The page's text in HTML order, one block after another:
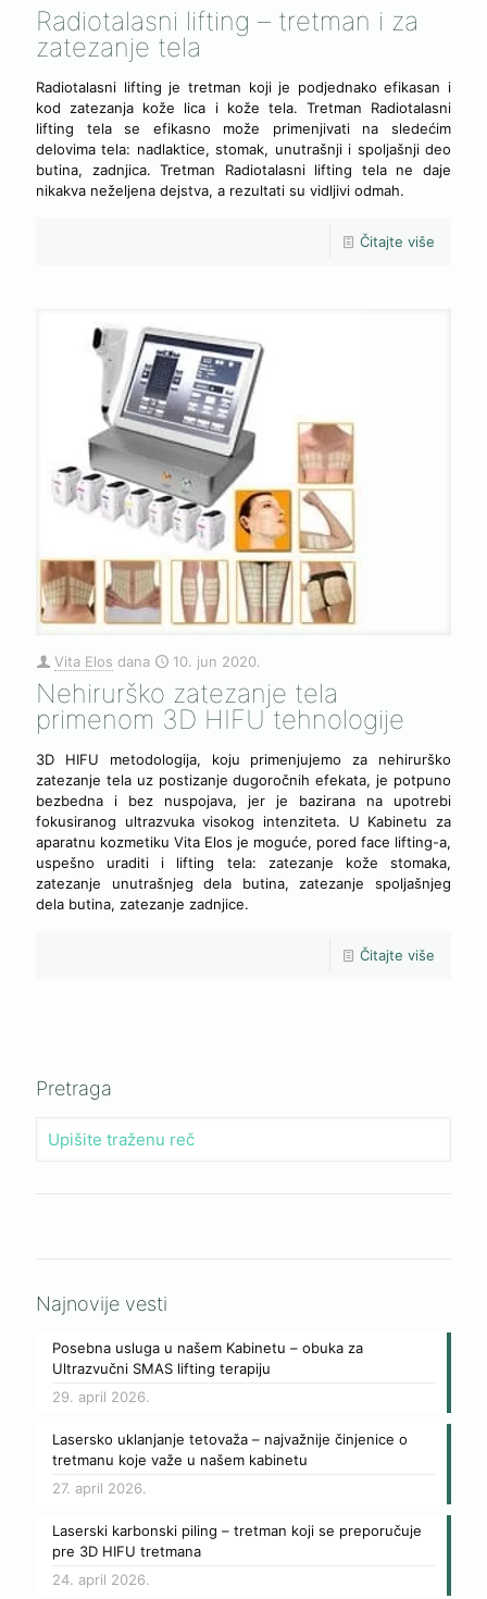
Radiotalasni lifting – tretman i za
zatezanje tela
Radiotalasni lifting je tretman koji je podjednako efikasan i
kod zatezanja kože lica i kože tela. Tretman Radiotalasni
lifting tela se efikasno može primenjivati na sledećim
delovima tela: nadlaktice, stomak, unutrašnji i spoljašnji deo
butina, zadnjica. Tretman Radiotalasni lifting tela ne daje
nikakva neželjena dejstva, a rezultati su vidljivi odmah.
Čitajte više
Vita Elos dana 10. jun 2020.
Nehirurško zatezanje tela
primenom 3D HIFU tehnologije
3D HIFU metodologija, koju primenjujemo za nehirurško
zatezanje tela uz postizanje dugoročnih efekata, je potpuno
bezbedna i bez nuspojava, jer je bazirana na upotrebi
fokusiranog ultrazvuka visokog intenziteta. U Kabinetu za
aparatnu kozmetiku Vita Elos je moguće, pored face lifting-a,
uspešno uraditi i lifting tela: zatezanje kože stomaka,
zatezanje unutrašnjeg dela butina, zatezanje spoljašnjeg
dela butina, zatezanje zadnjice.
Čitajte više
Pretraga
Najnovije vesti
Posebna usluga u našem Kabinetu – obuka za
Ultrazvučni SMAS lifting terapiju
29. april 2026.
Lasersko uklanjanje tetovaža – najvažnije činjenice o
tretmanu koje važe u našem kabinetu
27. april 2026.
Laserski karbonski piling – tretman koji se preporučuje
pre 3D HIFU tretmana
24. april 2026.